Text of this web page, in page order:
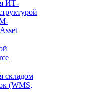
ИТ-
складом
(WMS,